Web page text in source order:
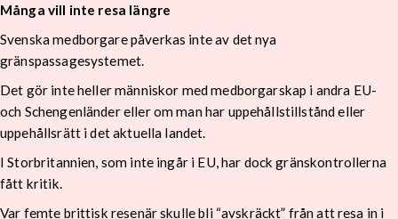
Många vill inte resa längre
Svenska medborgare påverkas inte av det nya
gränspassagesystemet.
Det gör inte heller människor med medborgarskap i andra EU-
och Schengenländer eller om man har uppehållstillstånd eller
uppehållsrätt i det aktuella landet.
I Storbritannien, som inte ingår i EU, har dock gränskontrollerna
fått kritik.
Var femte brittisk resenär skulle bli “avskräckt” från att resa in i